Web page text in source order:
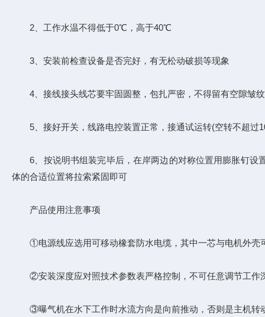
2、工作水温不得低于0℃，高于40℃
3、安装前检查设备是否完好，有无松动破损等现象
4、接线接头线芯要牢固圆整，包扎严密，不得留有空隙皱
5、接好开关，线路电控装置正常，接通试运转(空转不超过
6、按说明书组装完毕后，在岸两边的对称位置用膨胀钉设
体的合适位置将拉索紧固即可
产品使用注意事项
①电源线应选用可移动橡套防水电缆，其中一芯与电机外壳
②安装深度应对照技术参数表严格控制，不可任意调节工作
③曝气机在水下工作时水流方向是向前推动，否则是主机转